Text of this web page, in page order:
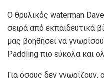
Ο θρυλικός waterman
σειρά από εκπαιδευτικά
μας βοηθήσει να
Paddling πιο εύκολα και
Για όσους δεν γνωρίζουν, ο